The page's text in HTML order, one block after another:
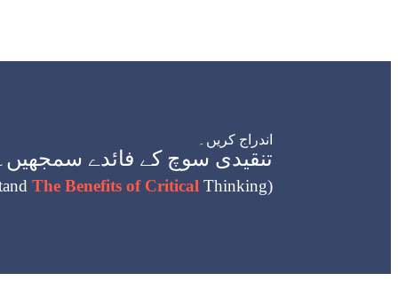
اندراج کریں۔
تنقیدی سوچ کے فائدے سمجھیں۔
The Benefits of Critical Thinking)